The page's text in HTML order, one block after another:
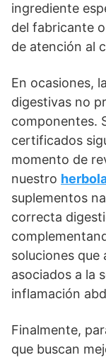
ingrediente
del fabricante
de atención al
En ocasiones,
digestivas no
componentes.
certificados
momento de
nuestro
suplementos
correcta
soluciones que
asociados a la
inflamación
Finalmente,
que buscan